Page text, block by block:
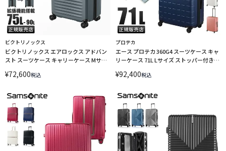
ビクトリノックス
ビクトリノックス エアロックス アドバン
スト スーツケース キャリーケース Mサイ
AIROX ADVANCED
¥72,600税込
プロテカ
エース プロテカ 360G4 スーツケース キャ
リーケース 71L Lサイズ ストッパー付き
¥92,400税込